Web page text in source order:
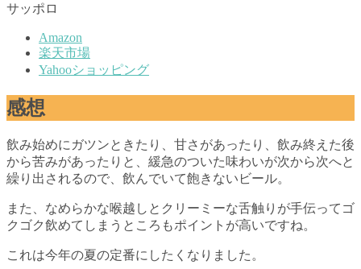
サッポロ
Amazon
楽天市場
Yahooショッピング
感想
飲み始めにガツンときたり、甘さがあったり、飲み終えた後
から苦みがあったりと、緩急のついた味わいが次から次へと
繰り出されるので、飲んでいて飽きないビール。
また、なめらかな喉越しとクリーミーな舌触りが手伝ってゴ
クゴク飲めてしまうところもポイントが高いですね。
これは今年の夏の定番にしたくなりました。